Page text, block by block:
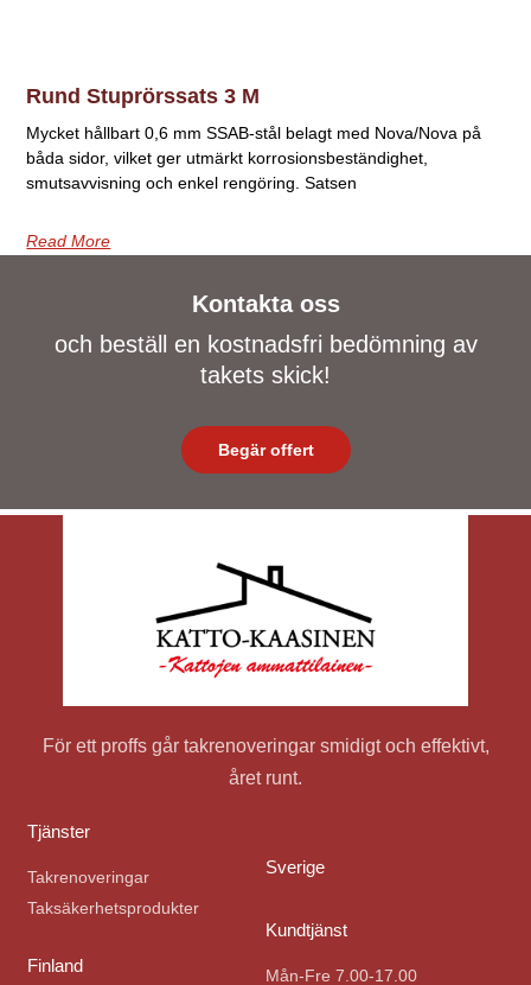
Rund Stuprörssats 3 M
Mycket hållbart 0,6 mm SSAB-stål belagt med Nova/Nova på
båda sidor, vilket ger utmärkt korrosionsbeständighet,
smutsavvisning och enkel rengöring. Satsen
Read More
Kontakta oss
och beställ en kostnadsfri bedömning av
takets skick!
Begär offert
För ett proffs går takrenoveringar smidigt och effektivt,
året runt.
Tjänster
Takrenoveringar
Taksäkerhetsprodukter
Sverige
Finland
Kundtjänst
Mån-Fre 7.00-17.00